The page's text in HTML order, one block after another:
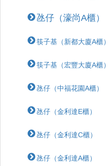
氹仔（濠尚A櫃）
筷子基（新都大廈A櫃）
筷子基（宏豐大廈A櫃）
氹仔（中福花園A櫃）
氹仔（金利達E櫃）
氹仔（金利達C櫃）
氹仔（金利達A櫃）